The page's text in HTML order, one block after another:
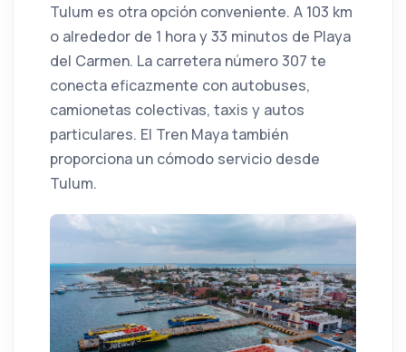
Tulum es otra opción conveniente. A 103 km
o alrededor de 1 hora y 33 minutos de Playa
del Carmen. La carretera número 307 te
conecta eficazmente con autobuses,
camionetas colectivas, taxis y autos
particulares. El Tren Maya también
proporciona un cómodo servicio desde
Tulum.